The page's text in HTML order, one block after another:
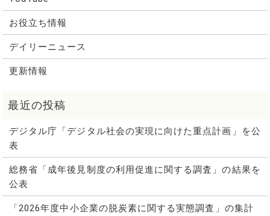
お役立ち情報
デイリーニュース
更新情報
デジタル庁「デジタル社会の実現に向けた重点計画」を公
表
総務省「成年後見制度の利用促進に関する調査」の結果を
公表
「2026年度中小企業の脱炭素に関する実態調査」の集計